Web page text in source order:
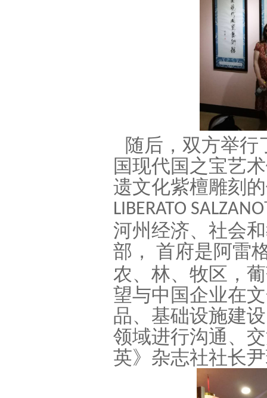
随后，双方举行
国现代国之宝艺
遗文化紫檀雕刻
LIBERATO SALZANO
河州经济、社会
部， 首府是阿雷
农、林、牧区，
望与中国企业在
品、基础设施建
领域进行沟通、
英》杂志社社长